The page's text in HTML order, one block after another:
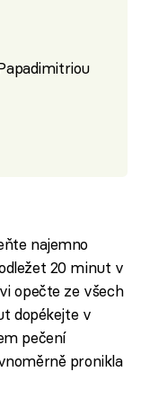
najemno
20 minut v
opečte ze všech
dopékejte v
pečení
pronikla